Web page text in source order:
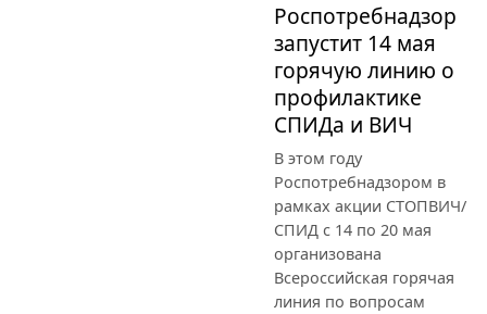
Роспотребнадзор
запустит 14 мая
горячую линию о
профилактике
СПИДа и ВИЧ
В этом году
Роспотребнадзором в
рамках акции СТОПВИЧ/
СПИД с 14 по 20 мая
организована
Всероссийская горячая
линия по вопросам